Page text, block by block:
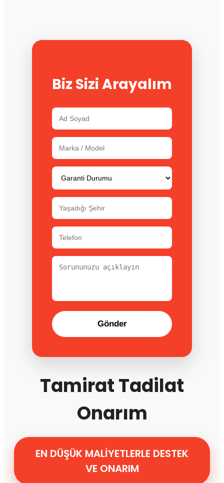
Biz Sizi Arayalım
Gönder
Tamirat Tadilat
Onarım
EN DÜŞÜK MALİYETLERLE DESTEK
VE ONARIM